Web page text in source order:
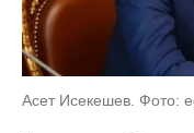
Асет Исекешев. Фото: